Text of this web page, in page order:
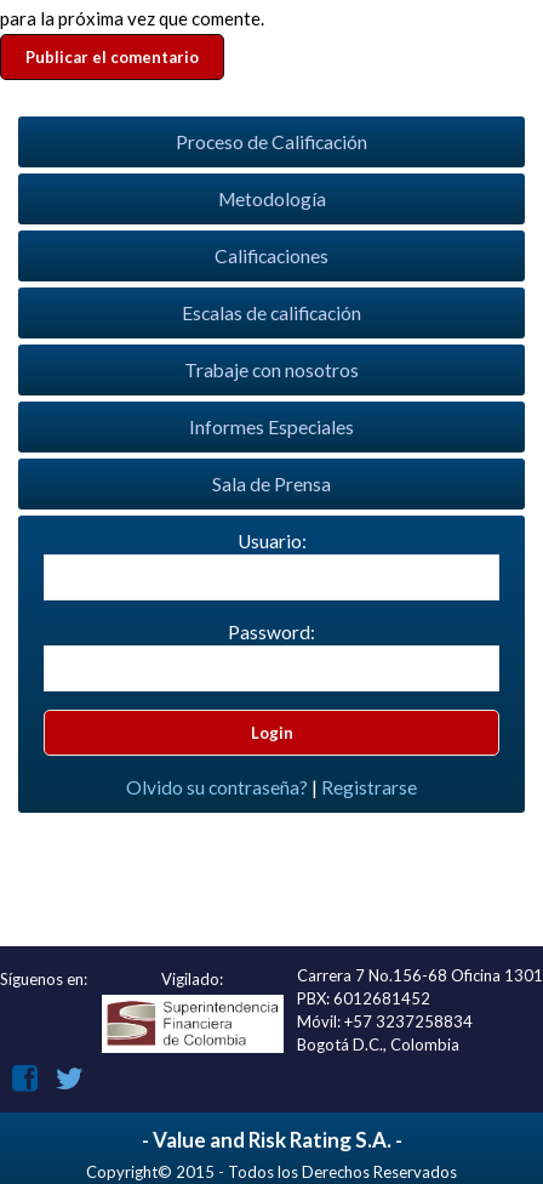
para la próxima vez que comente.
Proceso de Calificación
Metodología
Calificaciones
Escalas de calificación
Trabaje con nosotros
Informes Especiales
Sala de Prensa
Usuario:
Password:
Olvido su contraseña? | Registrarse
Carrera 7 No.156-68 Oficina 1301
PBX: 6012681452
Móvil: +57 3237258834
Bogotá D.C., Colombia
Vigilado:
Síguenos en:
- Value and Risk Rating S.A. -
Copyright© 2015 - Todos los Derechos Reservados